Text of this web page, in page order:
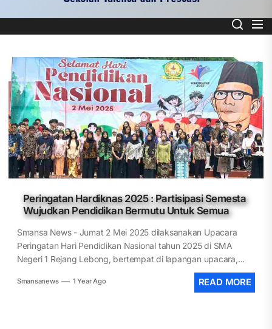
Peringatan Hardiknas 2025 : Partisipasi Semesta
Wujudkan Pendidikan Bermutu Untuk Semua
Smansa News - Jumat 2 Mei 2025 dilaksanakan Upacara
Peringatan Hari Pendidikan Nasional tahun 2025 di SMA
Negeri 1 Rejang Lebong, bertempat di lapangan upacara,...
Smansanews 1 Year Ago READ MORE